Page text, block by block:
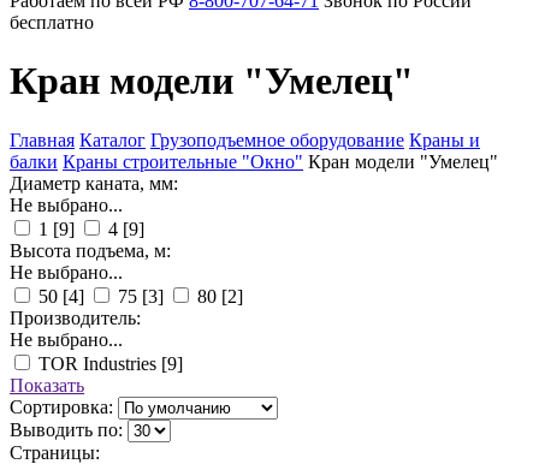
бесплатно
Кран модели "Умелец"
Главная Каталог Грузоподъемное оборудование Краны и
балки Краны строительные "Окно" Кран модели "Умелец"
Диаметр каната, мм:
Не выбрано...
1 [9] 4 [9]
Высота подъема, м:
Не выбрано...
50 [4] 75 [3] 80 [2]
Производитель:
Не выбрано...
TOR Industries [9]
Показать
Сортировка:
Выводить по:
Страницы: